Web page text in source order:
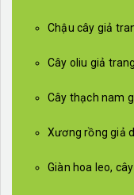
Chậu cây giả
Cây oliu giả
Cây thạch nam
Xương rồng giả
Giàn hoa leo,